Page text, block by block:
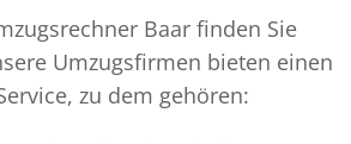
Baar finden Sie
Umzugsfirmen bieten einen
zu dem gehören: